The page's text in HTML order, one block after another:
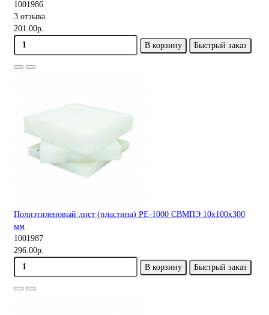
1001986
3 отзыва
201.00р.
В корзину
Быстрый заказ
Полиэтиленовый лист (пластина) PE-1000 СВМПЭ 10х100х300
мм
1001987
296.00р.
В корзину
Быстрый заказ